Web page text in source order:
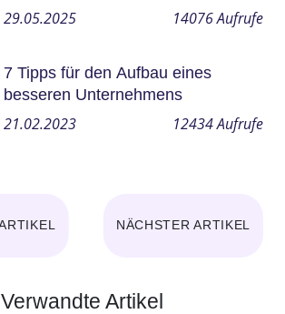
Techniker zum Erstellen einer
29.05.2025 14076Aufrufe
7 Tipps für den Aufbau eines
besseren Unternehmens
21.02.2023 12434Aufrufe
NÄCHSTER ARTIKEL
Verwandte Artikel